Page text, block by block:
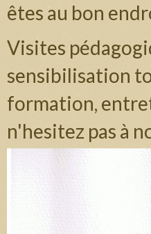
êtes au bon
Visites
sensibilisation
formation,
n'hesitez pas à